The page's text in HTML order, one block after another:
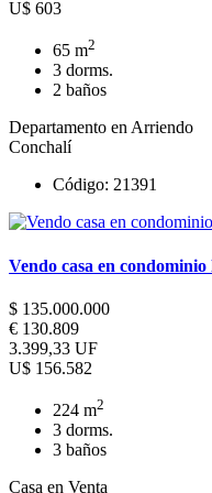
U$ 603
65 m2
3 dorms.
2 baños
Departamento en Arriendo
Conchalí
Código: 21391
Vendo casa en
$ 135.000.000
€ 130.809
3.399,33 UF
U$ 156.582
224 m2
3 dorms.
3 baños
Casa en Venta